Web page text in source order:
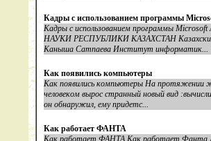
Кадры с использованием программы
Кадры с использованием программы
НАУКИ РЕСПУБЛИКИ КАЗАХСТАН Казахский
Каныша Сатпаева Институт информатик...
Как появились компьютеры
Как появились компьютеры На протяжении
человеком вырос странный новый вид
он обнаружил, ему придетс...
Как работает ФАНТА
Как работает ФАНТА Как работает Фанта